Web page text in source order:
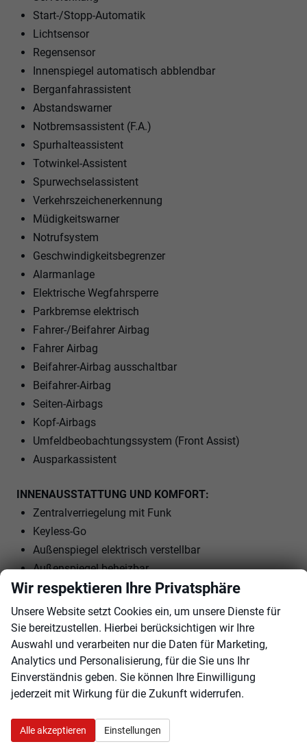
Start-/Stopp-Automatik
Lichtsensor
Regensensor
Innenspiegel automatisch abblendbar
Berganfahrassistent
Abstandswarner
Notbremsassistent (F.A.)
Spurhalteassistent
Totwinkel-Assistent
Spurwechselassistent
Verkehrszeichenerkennung
Müdigkeitswarner
Notrufsystem
Geschwindigkeitsbegrenzer
Alarmanlage
Elektrische Wegfahrsperre
Parkbremse elektrisch
Fahrer-/Beifahrer Airbag
Fahrer Airbag
Beifahrer-Airbag ausschaltbar
Beifahrer-Airbag
Seiten-Airbags
Kopf-Airbags
Umfeldbeobachtungssystem (Front Assist)
Ausparkassistent
INNENAUSSTATTUNG UND KOMFORT:
Zentralverriegelung mit Funk
Keyless-Go
Außenspiegel elektrisch verstellbar
Außenspiegel beheizbar
Außenspiegel elektrisch anklappbar
Elektrische Fensterheber vorne und hinten
Polsterstoff
Vordersitze höhenverstellbar
Armlehnen vorne und hinten
Kindersitzvorbereitung (ISOFIX)
Rücksitzbank teilbar
Lenkrad höhenverstellbar
Lenkradheizung
Wir respektieren Ihre Privatsphäre
Unsere Website setzt Cookies ein, um unsere Dienste für
Sie bereitzustellen. Hierbei berücksichtigen wir Ihre
Auswahl und verarbeiten nur die Daten für Marketing,
Analytics und Personalisierung, für die Sie uns Ihr
Einverständnis geben. Sie können Ihre Einwilligung
jederzeit mit Wirkung für die Zukunft widerrufen.
Alle akzeptieren Einstellungen